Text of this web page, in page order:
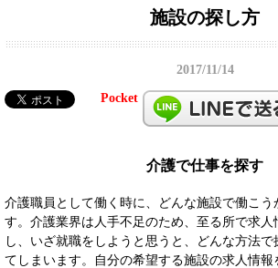
施設の探し方
2017/11/14
Pocket
介護で仕事を探す
介護職員として働く時に、どんな施設で働こう
す。介護業界は人手不足のため、至る所で求
し、いざ就職をしようと思うと、どんな方法
てしまいます。自分の希望する施設の求人情